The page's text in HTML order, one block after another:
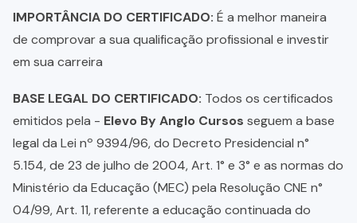
IMPORTÂNCIA DO CERTIFICADO: É a melhor maneira
de comprovar a sua qualificação profissional e investir
em sua carreira
BASE LEGAL DO CERTIFICADO: Todos os certificados
emitidos pela - Elevo By Anglo Cursos seguem a base
legal da Lei nº 9394/96, do Decreto Presidencial n°
5.154, de 23 de julho de 2004, Art. 1° e 3° e as normas do
Ministério da Educação (MEC) pela Resolução CNE n°
04/99, Art. 11, referente a educação continuada do